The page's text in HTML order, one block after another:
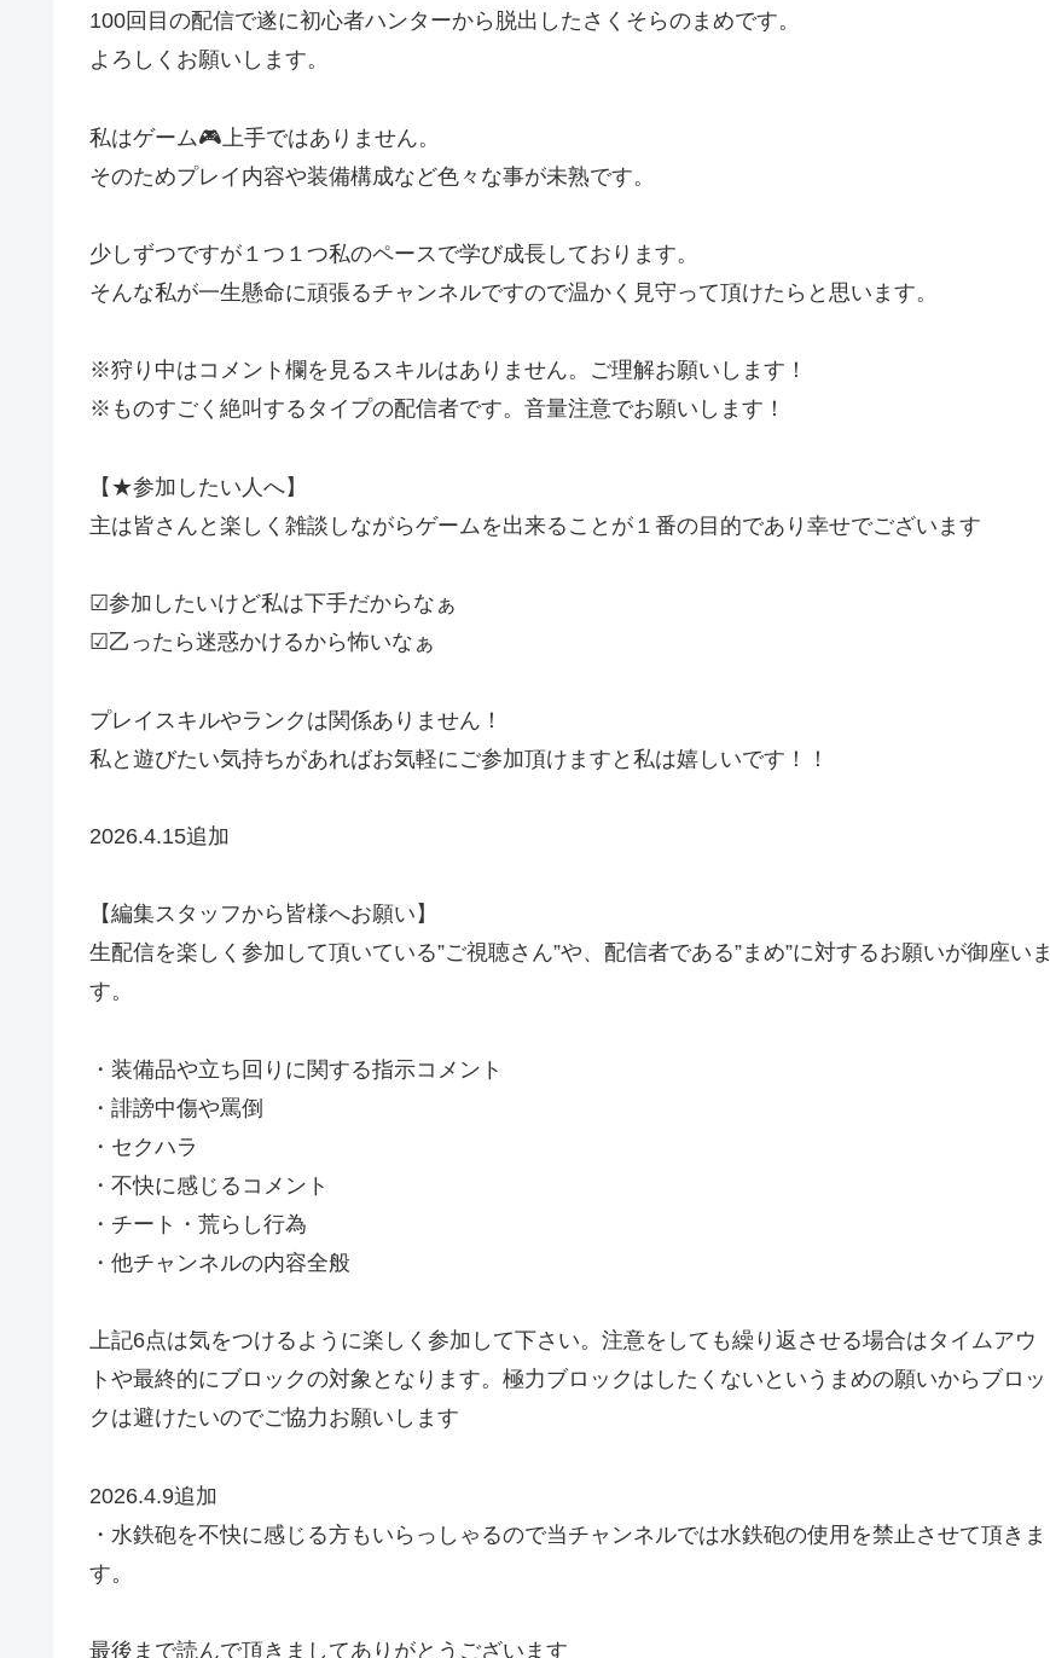
100回目の配信で遂に初心者ハンターから脱出したさくそらのまめです。
よろしくお願いします。
私はゲーム🎮️上手ではありません。
そのためプレイ内容や装備構成など色々な事が未熟です。
少しずつですが１つ１つ私のペースで学び成長しております。
そんな私が一生懸命に頑張るチャンネルですので温かく見守って頂けたらと思います。
※狩り中はコメント欄を見るスキルはありません。ご理解お願いします！
※ものすごく絶叫するタイプの配信者です。音量注意でお願いします！
【★参加したい人へ】
主は皆さんと楽しく雑談しながらゲームを出来ることが１番の目的であり幸せでございます
☑参加したいけど私は下手だからなぁ
☑乙ったら迷惑かけるから怖いなぁ
プレイスキルやランクは関係ありません！
私と遊びたい気持ちがあればお気軽にご参加頂けますと私は嬉しいです！！
2026.4.15追加
【編集スタッフから皆様へお願い】
生配信を楽しく参加して頂いている”ご視聴さん”や、配信者である”まめ”に対するお願いが御座いま
す。
・装備品や立ち回りに関する指示コメント
・誹謗中傷や罵倒
・セクハラ
・不快に感じるコメント
・チート・荒らし行為
・他チャンネルの内容全般
上記6点は気をつけるように楽しく参加して下さい。注意をしても繰り返させる場合はタイムアウ
トや最終的にブロックの対象となります。極力ブロックはしたくないというまめの願いからブロッ
クは避けたいのでご協力お願いします
2026.4.9追加
・水鉄砲を不快に感じる方もいらっしゃるので当チャンネルでは水鉄砲の使用を禁止させて頂きま
す。
最後まで読んで頂きましてありがとうございます